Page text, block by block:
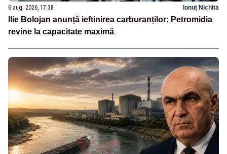
6 aug. 2026, 17:38 Ionuț Nichita
Ilie Bolojan anunță ieftinirea carburanților: Petromidia
revine la capacitate maximă